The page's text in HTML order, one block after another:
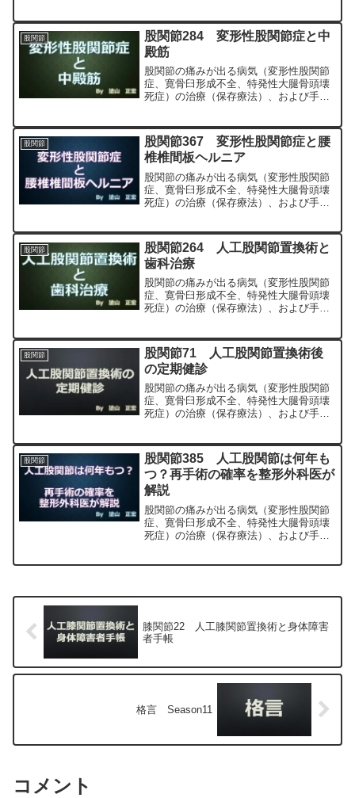
科専門医（人工関節手術を専門）の塗山
正宏が色々と説明します。
股関節
股関節284 変形性股関節症と中
殿筋
股関節の痛みが出る病気（変形性股関節
症、寛骨臼形成不全、特発性大腿骨頭壊
死症）の治療（保存療法）、および手術
科専門医（人工関節手術を専門）の塗山
正宏が色々と説明します。
股関節
股関節367 変形性股関節症と腰
椎椎間板ヘルニア
股関節の痛みが出る病気（変形性股関節
症、寛骨臼形成不全、特発性大腿骨頭壊
死症）の治療（保存療法）、および手術
科専門医（人工関節手術を専門）の塗山
正宏が色々と説明します。
股関節
股関節264 人工股関節置換術と
歯科治療
股関節の痛みが出る病気（変形性股関節
症、寛骨臼形成不全、特発性大腿骨頭壊
死症）の治療（保存療法）、および手術
科専門医（人工関節手術を専門）の塗山
正宏が色々と説明します。
股関節
股関節71 人工股関節置換術後
の定期健診
股関節の痛みが出る病気（変形性股関節
症、寛骨臼形成不全、特発性大腿骨頭壊
死症）の治療（保存療法）、および手術
科専門医（人工関節手術を専門）の塗山
正宏が色々と説明します。
股関節
股関節385 人工股関節は何年も
つ？再手術の確率を整形外科医が
解説
股関節の痛みが出る病気（変形性股関節
症、寛骨臼形成不全、特発性大腿骨頭壊
死症）の治療（保存療法）、および手術
膝関節22 人工膝関節置換術と身体障害
者手帳
格言 Season11
コメント